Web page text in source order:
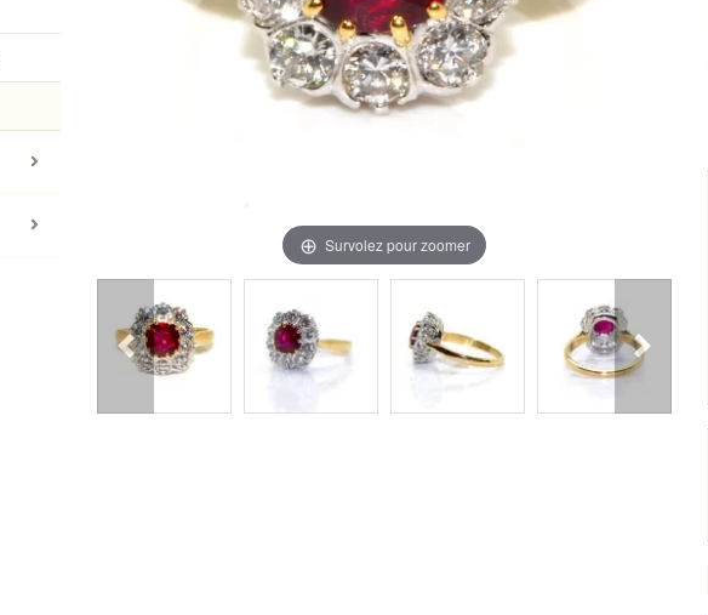
et autres bijoux vintage & d'occasion
Créations en pierres de couleur Colliers & Pendentifs
Survolez pour zoomer
Précédent Suivant